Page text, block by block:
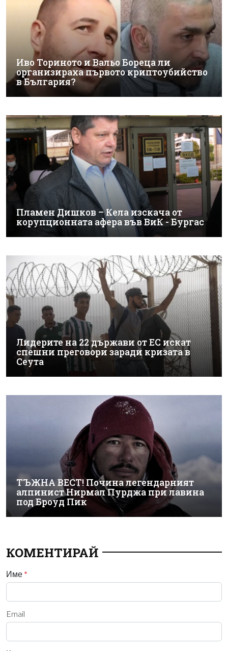
Иво Ториното и Вальо Бореца ли
организираха първото криптоубийство
в България?
Пламен Дишков – Кела изскача от
корупционната афера във ВиК - Бургас
Лидерите на 22 държави от ЕС искат
спешни преговори заради кризата в
Сеута
ТЪЖНА ВЕСТ! Почина легендарният
алпинист Нирмал Пурджа при лавина
под Броуд Пик
КОМЕНТИРАЙ
Име *
Email